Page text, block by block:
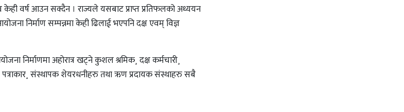
वर्ष आउन सक्दैन । राज्यले यसबाट प्राप्त प्रतिफलको अध्ययन
निर्माण सम्पन्नमा केही ढिलाई भएपनि दक्ष एवम् विज्ञ
निर्माणमा अहोरात्र खट्ने कुशल श्रमिक¸ दक्ष कर्मचारी¸
पत्राकार¸ संस्थापक शेयरधनीहरु तथा ऋण प्रदायक संस्थाहरु सबै